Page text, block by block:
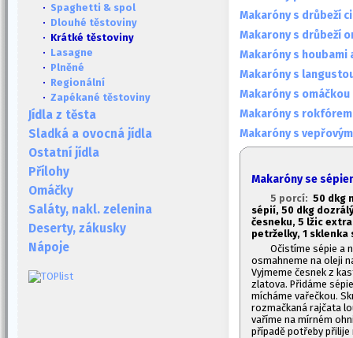
· Spaghetti & spol
· Dlouhé těstoviny
· Krátké těstoviny
· Lasagne
· Plněné
· Regionální
· Zapékané těstoviny
Jídla z těsta
Sladká a ovocná jídla
Ostatní jídla
Přílohy
Omáčky
Saláty, nakl. zelenina
Deserty, zákusky
Nápoje
Makaróny s drůbeží
Makarony s drůbeží
Makaróny s houbami
Makaróny s
Makaróny s
Makaróny s rokfórem
Makaróny s
Makaróny se
5 porcí: 50 dkg
sépií, 50 dkg
česneku, 5 lžic
petrželky, 1 sklenka
Očistíme sépie a
osmahneme na oleji
Vyjmeme česnek z
zlatova. Přidáme
mícháme vařečkou.
rozmačkaná rajčata
vaříme na mírném
případě potřeby přilije